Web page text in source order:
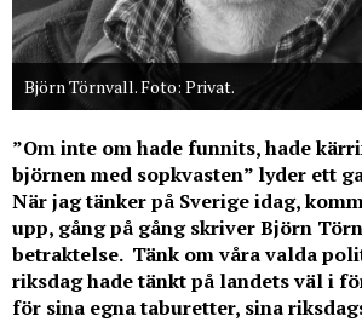
Björn Törnvall. Foto: Privat.
”Om inte om hade funnits, hade
björnen med sopkvasten” lyder ett
När jag tänker på Sverige idag,
upp, gång på gång skriver Björn
betraktelse. Tänk om våra valda
riksdag hade tänkt på landets väl i
för sina egna taburetter, sina